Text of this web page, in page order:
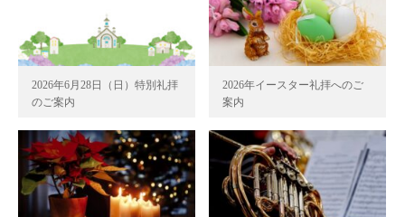
2026年6月28日（日）特別礼拝
のご案内
2026年イースター礼拝へのご
案内